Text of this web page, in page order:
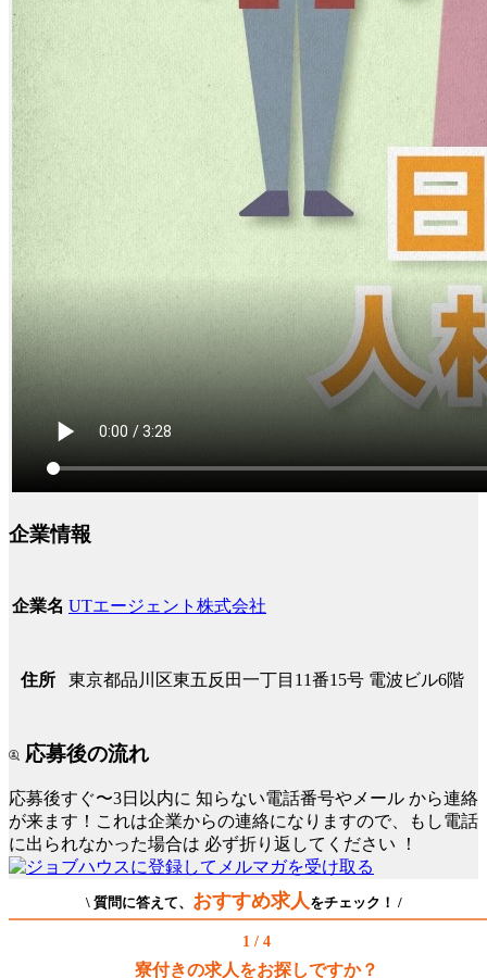
企業情報
企業名 UTエージェント株式会社
住所 東京都品川区東五反田一丁目11番15号 電波ビル6階
応募後の流れ
応募後すぐ〜3日以内に 知らない電話番号やメール から連絡
が来ます！これは企業からの連絡になりますので、もし電話
に出られなかった場合は 必ず折り返してください ！
\ 質問に答えて、 おすすめ求人をチェック！ /
1 / 4
寮付きの求人をお探しですか？